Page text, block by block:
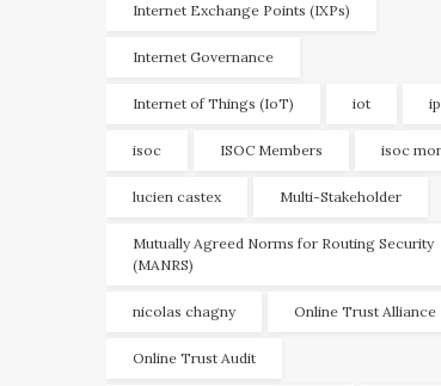
Internet Exchange Points (IXPs)
Internet Governance
Internet of Things (IoT) iot
isoc ISOC Members isoc
lucien castex Multi-Stakeholder
Mutually Agreed Norms for Routing Security
(MANRS)
nicolas chagny Online Trust Alliance
Online Trust Audit